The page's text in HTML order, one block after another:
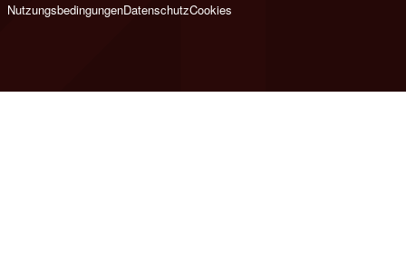
NutzungsbedingungenDatenschutzCookies